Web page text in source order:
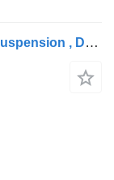
Fruehauf 2 Axle Steel Tipper , Spring Suspension , Drum Brakes